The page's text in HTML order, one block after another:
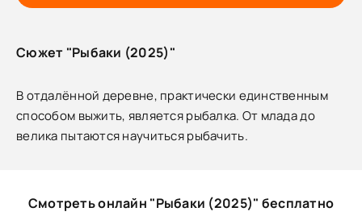
Сюжет "Рыбаки (2025)"
В отдалённой деревне, практически единственным
способом выжить, является рыбалка. От млада до
велика пытаются научиться рыбачить.
Смотреть онлайн "Рыбаки (2025)" бесплатно